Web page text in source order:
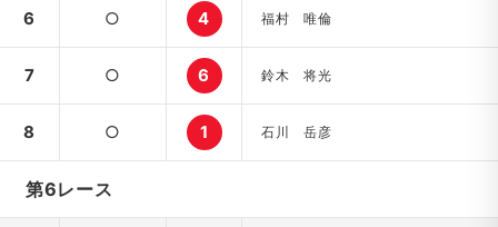
6 ○ 4 福村 唯倫
7 ○ 6 鈴木 将光
8 ○ 1 石川 岳彦
第6レース